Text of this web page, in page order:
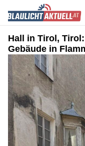
Hall in Tirol,
Gebäude in